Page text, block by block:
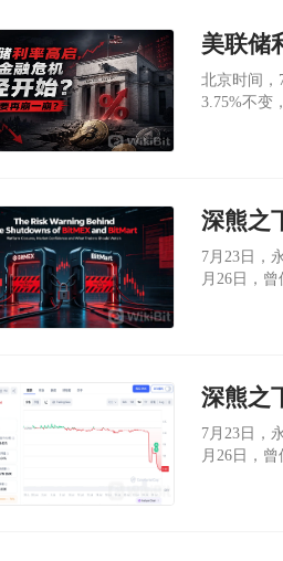
北京时间，
3.75%不变
​7月23日，
月26日，
7月23日，
月26日，